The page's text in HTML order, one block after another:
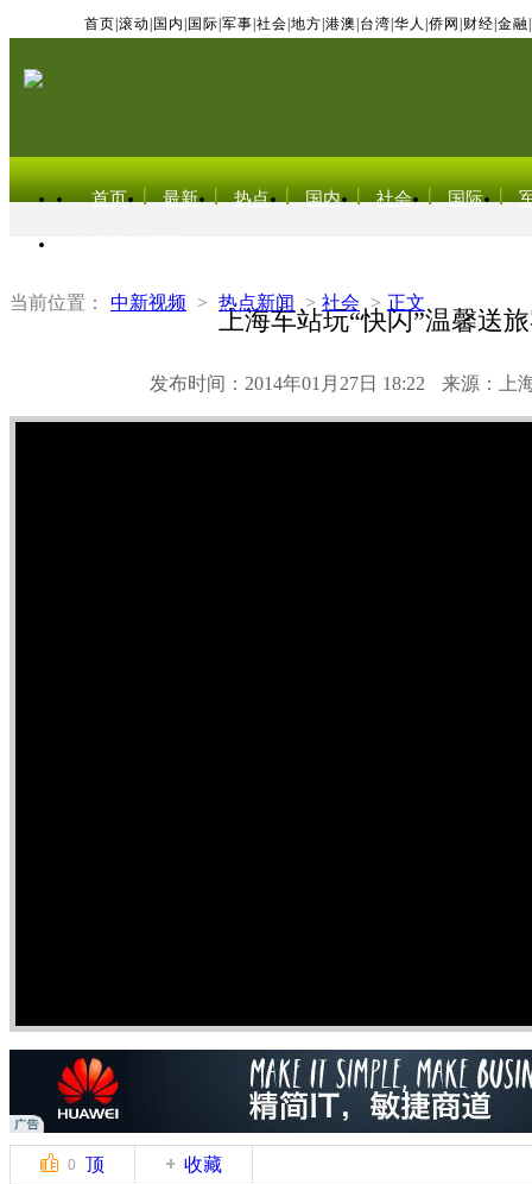
首页 滚动 国内 国际 军事 社会 地方 港澳 台湾 华人 侨网 财经 金融
首页 最新 热点 国内 社会 国际
当前位置： 中新视频 > 热点新闻 > 社会 > 正文
上海车站玩“快闪”温馨送
发布时间：2014年01月27日 18:22 来源：上
0 顶 收藏